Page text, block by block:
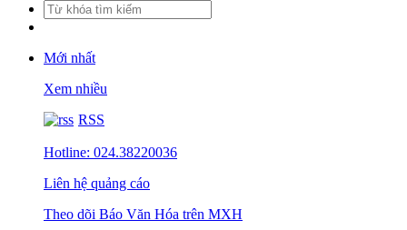
Mới nhất
Xem nhiều
RSS
Hotline: 024.38220036
Liên hệ quảng cáo
Theo dõi Báo Văn Hóa trên MXH